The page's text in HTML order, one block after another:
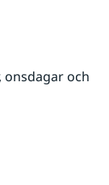
onsdagar och